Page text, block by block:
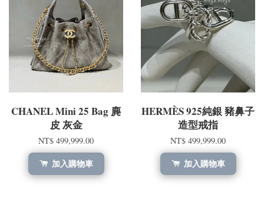
CHANEL Mini 25 Bag 麂
皮 灰金
NT$ 499,999.00
加入購物車
HERMÈS 925純銀 豬鼻子
造型戒指
NT$ 499,999.00
加入購物車